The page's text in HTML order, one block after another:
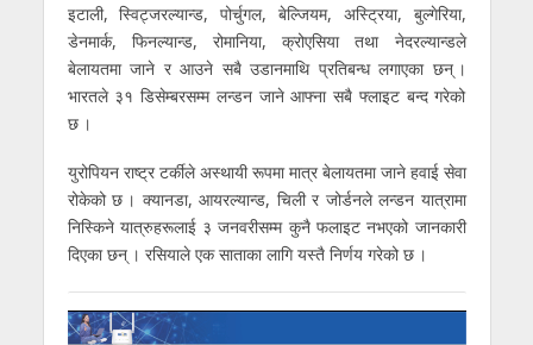
इटाली, स्विट्जरल्यान्ड, पोर्चुगल, बेल्जियम, अस्ट्रिया, बुल्गेरिया,
डेनमार्क, फिनल्यान्ड, रोमानिया, क्रोएसिया तथा नेदरल्यान्डले
बेलायतमा जाने र आउने सबै उडानमाथि प्रतिबन्ध लगाएका छन् ।
भारतले ३१ डिसेम्बरसम्म लन्डन जाने आफ्ना सबै फ्लाइट बन्द गरेको
छ ।
युरोपियन राष्ट्र टर्कीले अस्थायी रूपमा मात्र बेलायतमा जाने हवाई सेवा
रोकेको छ । क्यानडा, आयरल्यान्ड, चिली र जोर्डनले लन्डन यात्रामा
निस्किने यात्रुहरूलाई ३ जनवरीसम्म कुनै फलाइट नभएको जानकारी
दिएका छन् । रसियाले एक साताका लागि यस्तै निर्णय गरेको छ ।